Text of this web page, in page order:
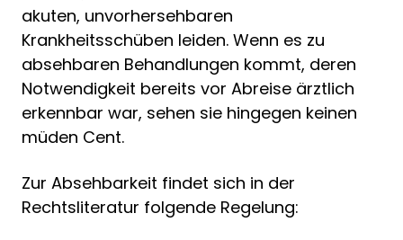
akuten, unvorhersehbaren
Krankheitsschüben leiden. Wenn es zu
absehbaren Behandlungen kommt, deren
Notwendigkeit bereits vor Abreise ärztlich
erkennbar war, sehen sie hingegen keinen
müden Cent.
Zur Absehbarkeit findet sich in der
Rechtsliteratur folgende Regelung: